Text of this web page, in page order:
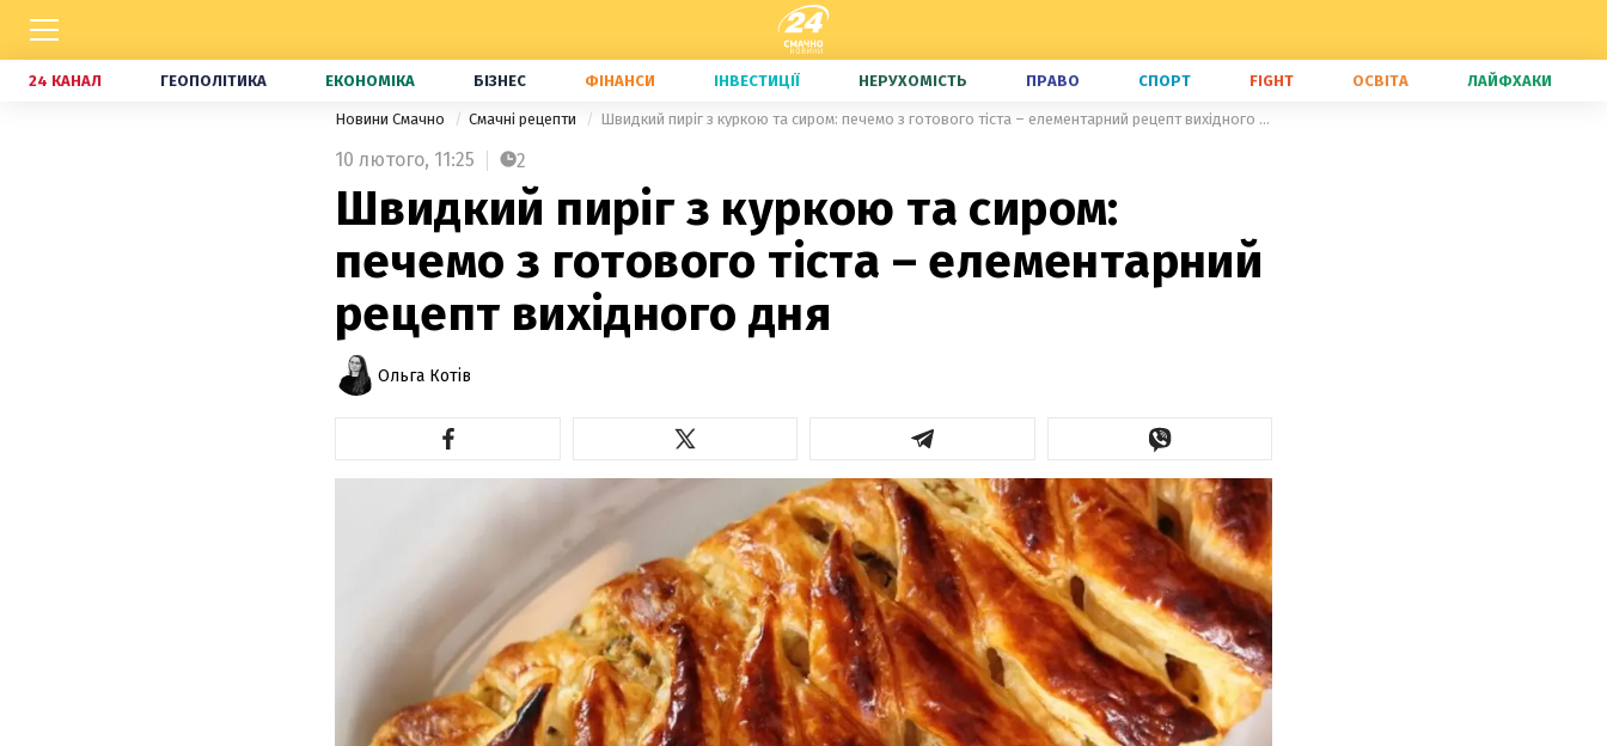
24 КАНАЛ ГЕОПОЛІТИКА ЕКОНОМІКА БІЗНЕС ФІНАНСИ ІНВЕСТИЦІЇ НЕРУХОМІСТЬ ПРАВО СПОРТ FIGHT ОСВІТА ЛАЙФХАКИ
Новини Смачно Смачні рецепти Швидкий пиріг з куркою та сиром: печемо з готового тіста – елементарний рецепт вихідного дня
10 лютого, 11:25 2
Швидкий пиріг з куркою та сиром:
печемо з готового тіста – елементарний
рецепт вихідного дня
Ольга Котів